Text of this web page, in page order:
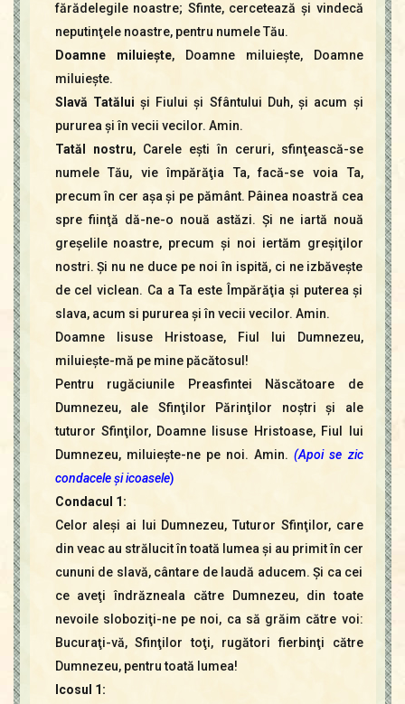
fărădelegile noastre; Sfinte, cercetează şi vindecă
neputinţele noastre, pentru numele Tău.
Doamne miluieşte, Doamne miluieşte, Doamne
miluieşte.
Slavă Tatălui şi Fiului şi Sfântului Duh, şi acum şi
pururea şi în vecii vecilor. Amin.
Tatăl nostru, Carele eşti în ceruri, sfinţească-se
numele Tău, vie împărăţia Ta, facă-se voia Ta,
precum în cer aşa şi pe pământ. Pâinea noastră cea
spre fiinţă dă-ne-o nouă astăzi. Şi ne iartă nouă
greşelile noastre, precum şi noi iertăm greşiţilor
nostri. Şi nu ne duce pe noi în ispită, ci ne izbăveşte
de cel viclean. Ca a Ta este Împărăţia şi puterea şi
slava, acum si pururea şi în vecii vecilor. Amin.
Doamne Iisuse Hristoase, Fiul lui Dumnezeu,
miluieşte-mă pe mine păcătosul!
Pentru rugăciunile Preasfintei Născătoare de
Dumnezeu, ale Sfinţilor Părinţilor noştri şi ale
tuturor Sfinţilor, Doamne Iisuse Hristoase, Fiul lui
Dumnezeu, miluieşte-ne pe noi. Amin.(Apoi se zic
condacele şi icoasele)
Condacul 1:
Celor aleşi ai lui Dumnezeu, Tuturor Sfinţilor, care
din veac au strălucit în toată lumea şi au primit în cer
cununi de slavă, cântare de laudă aducem. Şi ca cei
ce aveţi îndrăzneala către Dumnezeu, din toate
nevoile sloboziţi-ne pe noi, ca să grăim către voi:
Bucuraţi-vă, Sfinţilor toţi, rugători fierbinţi către
Dumnezeu, pentru toată lumea!
Icosul 1: